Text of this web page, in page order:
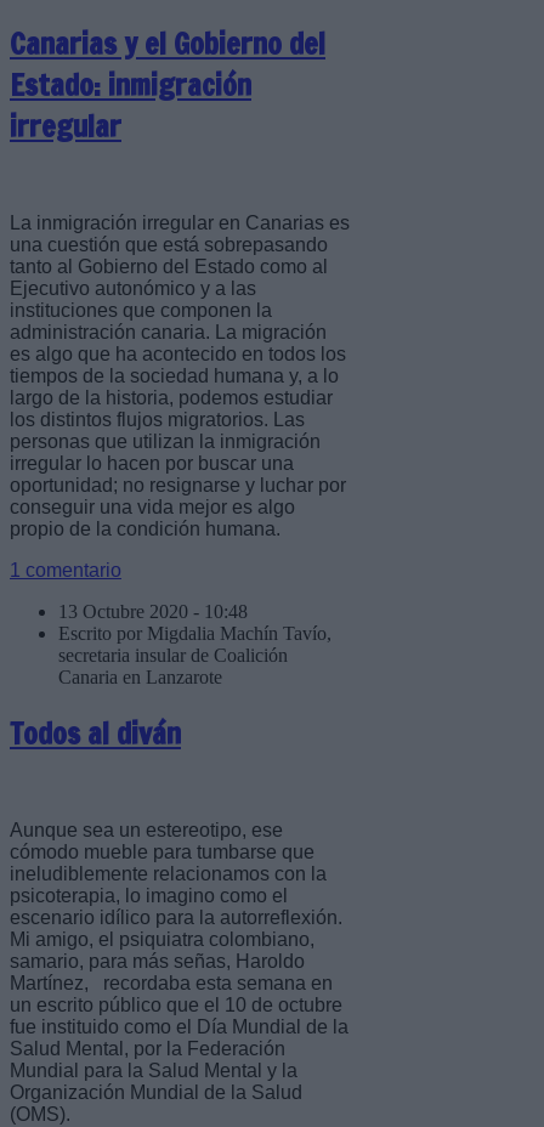
Canarias y el Gobierno del
Estado: inmigración
irregular
La inmigración irregular en Canarias es
una cuestión que está sobrepasando
tanto al Gobierno del Estado como al
Ejecutivo autonómico y a las
instituciones que componen la
administración canaria. La migración
es algo que ha acontecido en todos los
tiempos de la sociedad humana y, a lo
largo de la historia, podemos estudiar
los distintos flujos migratorios. Las
personas que utilizan la inmigración
irregular lo hacen por buscar una
oportunidad; no resignarse y luchar por
conseguir una vida mejor es algo
propio de la condición humana.
1 comentario
13 Octubre 2020 - 10:48
Escrito por Migdalia Machín Tavío,
secretaria insular de Coalición
Canaria en Lanzarote
Todos al diván
Aunque sea un estereotipo, ese
cómodo mueble para tumbarse que
ineludiblemente relacionamos con la
psicoterapia, lo imagino como el
escenario idílico para la autorreflexión.
Mi amigo, el psiquiatra colombiano,
samario, para más señas, Haroldo
Martínez, recordaba esta semana en
un escrito público que el 10 de octubre
fue instituido como el Día Mundial de la
Salud Mental, por la Federación
Mundial para la Salud Mental y la
Organización Mundial de la Salud
(OMS).